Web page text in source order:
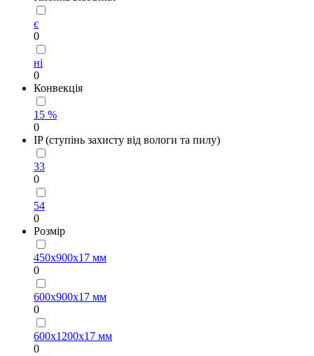
є
0
ні
0
Конвекція
15 %
0
IP (ступінь захисту від вологи та пилу)
33
0
54
0
Рoзмір
450х900х17 мм
0
600х900х17 мм
0
600х1200х17 мм
0